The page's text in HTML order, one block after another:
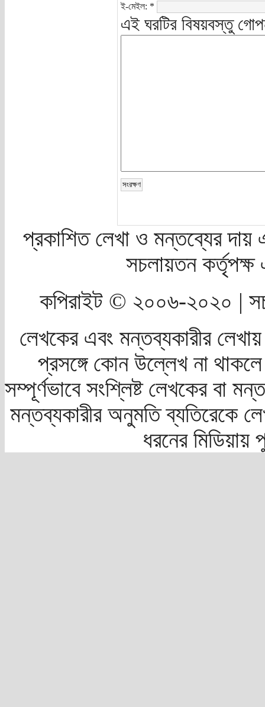
ই-মেইল: *
এই ঘরটির বিষয়বস্তু
প্রকাশিত লেখা ও মন্তব্যের দায়
সচলায়তন
কপিরাইট © ২০০৬-২০২০ |
লেখকের এবং মন্তব্যকারীর
প্রসঙ্গে কোন উল্লেখ না
সম্পূর্ণভাবে সংশ্লিষ্ট লেখকের বা
মন্তব্যকারীর অনুমতি ব্যতিরেকে
ধরনের মিডিয়ায়